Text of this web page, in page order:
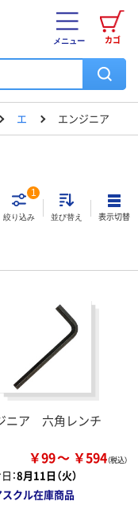
カゴ
メニュー
エ エンジニア
絞り込み
1
並び替え 表示切替
ニア 六角レンチ
￥99 ￥594
：8月11日（火）
スクル在庫商品